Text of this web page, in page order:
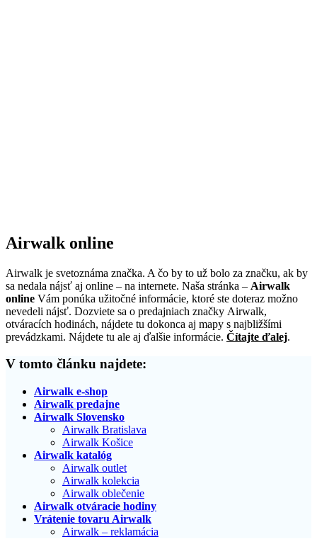
Airwalk online
Airwalk je svetoznáma značka. A čo by to už bolo za značku, ak by
sa nedala nájsť aj online – na internete. Naša stránka – Airwalk
online Vám ponúka užitočné informácie, ktoré ste doteraz možno
nevedeli nájsť. Dozviete sa o predajniach značky Airwalk,
otváracích hodinách, nájdete tu dokonca aj mapy s najbližšími
prevádzkami. Nájdete tu ale aj ďalšie informácie. Čítajte ďalej.
V tomto článku najdete:
Airwalk e-shop
Airwalk predajne
Airwalk Slovensko
Airwalk Bratislava
Airwalk Košice
Airwalk katalóg
Airwalk outlet
Airwalk kolekcia
Airwalk oblečenie
Airwalk otváracie hodiny
Vrátenie tovaru Airwalk
Airwalk – reklamácia